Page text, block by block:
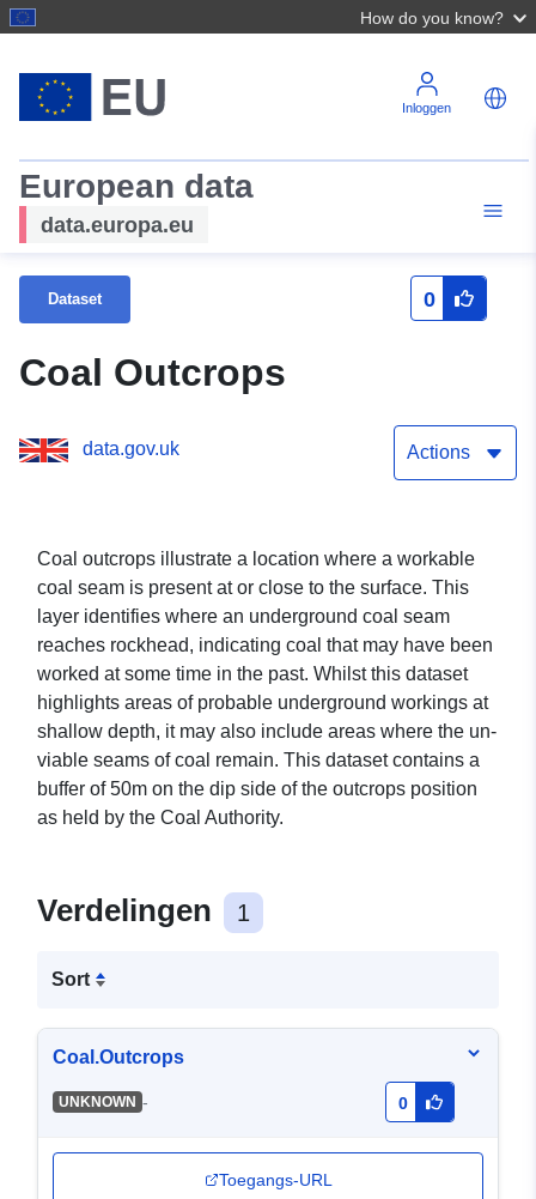
How do you know?
Inloggen
European data
data.europa.eu
Dataset 0
Coal Outcrops
data.gov.uk Actions
Coal outcrops illustrate a location where a workable
coal seam is present at or close to the surface. This
layer identifies where an underground coal seam
reaches rockhead, indicating coal that may have been
worked at some time in the past. Whilst this dataset
highlights areas of probable underground workings at
shallow depth, it may also include areas where the un-
viable seams of coal remain. This dataset contains a
buffer of 50m on the dip side of the outcrops position
as held by the Coal Authority.
Verdelingen 1
Sort
Coal.Outcrops
UNKNOWN - 0
Toegangs-URL